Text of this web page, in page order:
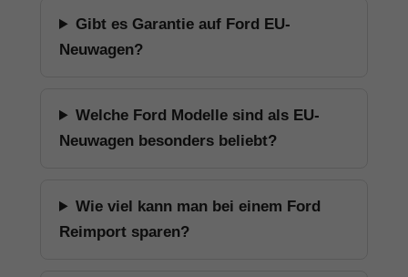
Gibt es Garantie auf Ford EU-
Neuwagen?
Welche Ford Modelle sind als EU-
Neuwagen besonders beliebt?
Wie viel kann man bei einem Ford
Reimport sparen?